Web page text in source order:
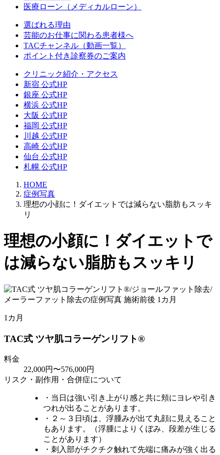
医療ローン（メディカルローン）
選ばれる理由
芸能のお仕事に関わる患者様へ
TACチャンネル（動画一覧）
ポイント付き診察券のご案内
クリニック紹介・アクセス
新宿 公式HP
銀座 公式HP
横浜 公式HP
大阪 公式HP
福岡 公式HP
川越 公式HP
高崎 公式HP
仙台 公式HP
札幌 公式HP
HOME
症例写真
理想の小顔に！ダイエットでは減らない脂肪もスッキ
リ
理想の小顔に！ダイエットで
は減らない脂肪もスッキリ
1カ月
TAC式 ツヤ肌コラーゲンリフト®
料金
22,000円〜576,000円
リスク・副作用・合併症について
・当日は強い引き上がり感と共に頬にヨレや引き
つれが出ることがあります。
・２～３日頃は、浮腫みが出て丸顔に見えること
もあります。（浮腫によりくぼみ、段差が生じる
ことがあります）
・刺入部がチクチク触れて先端に痛みが強く出る